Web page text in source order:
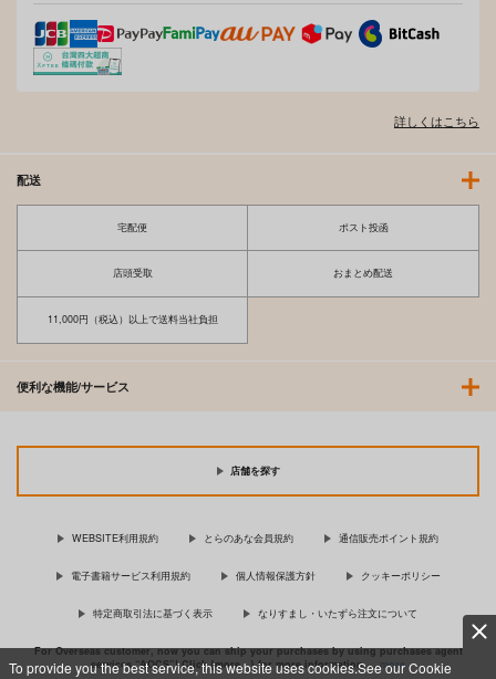
To provide you the best service, this website uses cookies.See our Cookie
詳しくはこちら
配送
宅配便 ポスト投函
店頭受取 おまとめ配送
11,000円（税込）以上で送料当社負担
便利な機能/サービス
店舗を探す
WEBSITE利用規約 とらのあな会員規約 通信販売ポイント規約
電子書籍サービス利用規約 個人情報保護方針 クッキーポリシー
特定商取引法に基づく表示 なりすまし・いたずら注文について
For Overseas customer, now you can ship your purchases by using purchases agent
services “AOCS”! Click {more…} for more information …more